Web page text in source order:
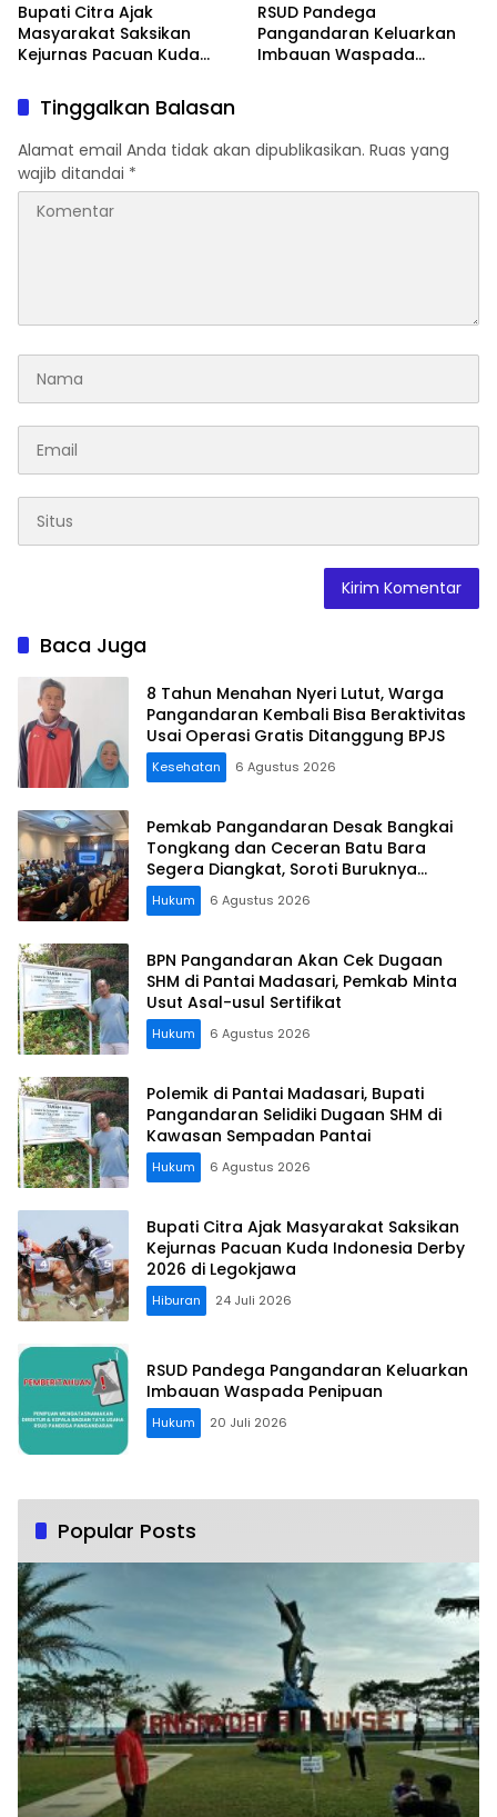
Bupati Citra Ajak
Masyarakat Saksikan
Kejurnas Pacuan Kuda
Legokjawa
RSUD Pandega
Pangandaran Keluarkan
Imbauan Waspada
Tinggalkan Balasan
Alamat email Anda tidak akan dipublikasikan. Ruas yang
wajib ditandai *
Baca Juga
8 Tahun Menahan Nyeri Lutut, Warga
Pangandaran Kembali Bisa Beraktivitas
Usai Operasi Gratis Ditanggung BPJS
Kesehatan 6 Agustus 2026
Pemkab Pangandaran Desak Bangkai
Tongkang dan Ceceran Batu Bara
Segera Diangkat, Soroti Buruknya
Koordinasi Perusahaan
Hukum 6 Agustus 2026
BPN Pangandaran Akan Cek Dugaan
SHM di Pantai Madasari, Pemkab Minta
Usut Asal-usul Sertifikat
Hukum 6 Agustus 2026
Polemik di Pantai Madasari, Bupati
Pangandaran Selidiki Dugaan SHM di
Kawasan Sempadan Pantai
Hukum 6 Agustus 2026
Bupati Citra Ajak Masyarakat Saksikan
Kejurnas Pacuan Kuda Indonesia Derby
2026 di Legokjawa
Hiburan 24 Juli 2026
RSUD Pandega Pangandaran Keluarkan
Imbauan Waspada Penipuan
Hukum 20 Juli 2026
Popular Posts